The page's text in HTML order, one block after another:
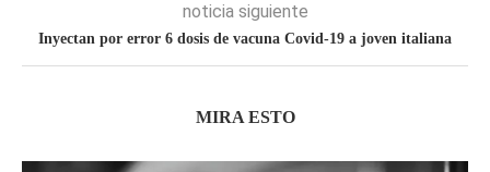
noticia siguiente
Inyectan por error 6 dosis de vacuna Covid-19 a joven italiana
MIRA ESTO